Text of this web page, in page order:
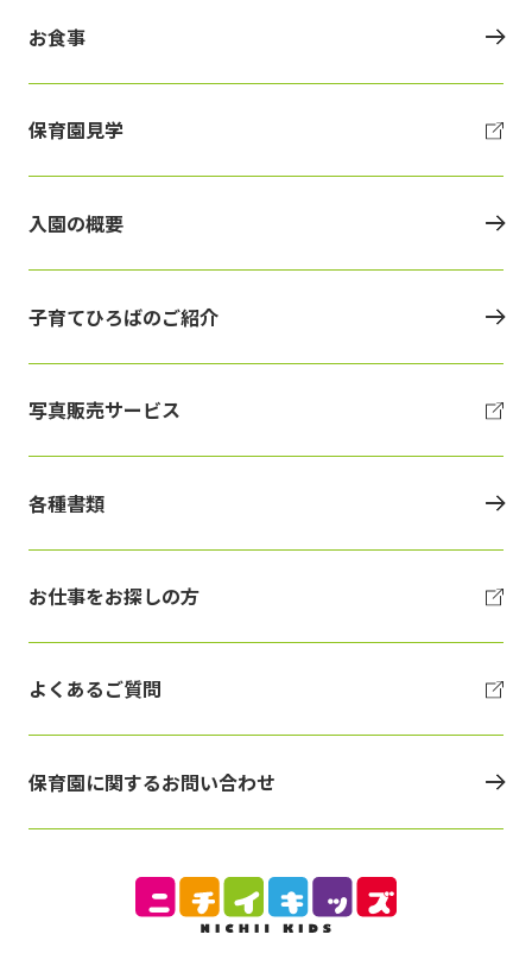
お食事
保育園見学
入園の概要
子育てひろばのご紹介
写真販売サービス
各種書類
お仕事をお探しの方
よくあるご質問
保育園に関するお問い合わせ